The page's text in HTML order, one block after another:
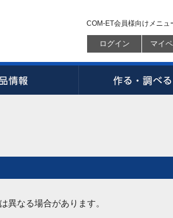
COM-ET会員様向けメニュ
ログイン マイ
異なる場合があります。